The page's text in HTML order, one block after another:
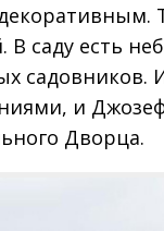
В саду есть
и
Дворца.